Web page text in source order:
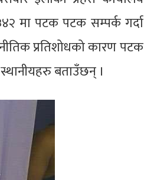
मा पटक पटक सम्पर्क गर्दा
प्रतिशोधको कारण पटक
बताउँछन् ।